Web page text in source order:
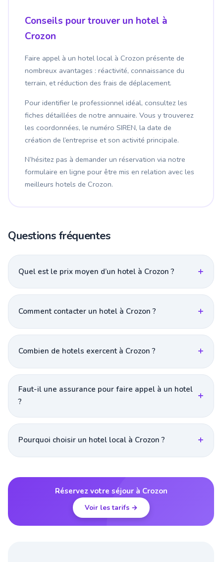
Conseils pour trouver un hotel à
Crozon
Faire appel à un hotel local à Crozon présente de
nombreux avantages : réactivité, connaissance du
terrain, et réduction des frais de déplacement.
Pour identifier le professionnel idéal, consultez les
fiches détaillées de notre annuaire. Vous y trouverez
les coordonnées, le numéro SIREN, la date de
création de l’entreprise et son activité principale.
N’hésitez pas à demander un réservation via notre
formulaire en ligne pour être mis en relation avec les
meilleurs hotels de Crozon.
Questions fréquentes
Quel est le prix moyen d’un hotel à Crozon ?
Comment contacter un hotel à Crozon ?
Combien de hotels exercent à Crozon ?
Faut-il une assurance pour faire appel à un hotel
?
Pourquoi choisir un hotel local à Crozon ?
Réservez votre séjour à Crozon
Voir les tarifs →